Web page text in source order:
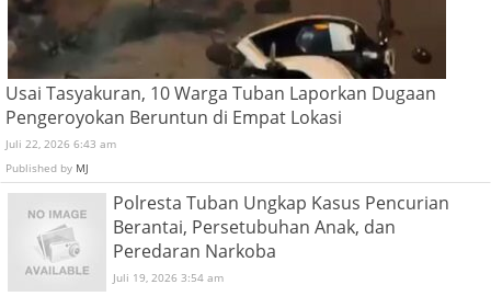
Usai Tasyakuran, 10 Warga Tuban Laporkan Dugaan
Pengeroyokan Beruntun di Empat Lokasi
Juli 22, 2026 6:43 am
Published by MJ
Polresta Tuban Ungkap Kasus Pencurian
Berantai, Persetubuhan Anak, dan
Peredaran Narkoba
Juli 19, 2026 3:54 am